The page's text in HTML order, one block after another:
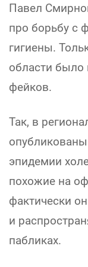
Павел
про борьбу с
гигиены.
области было
фейков.
Так, в
эпидемии
похожие на
фактически
и
пабликах.